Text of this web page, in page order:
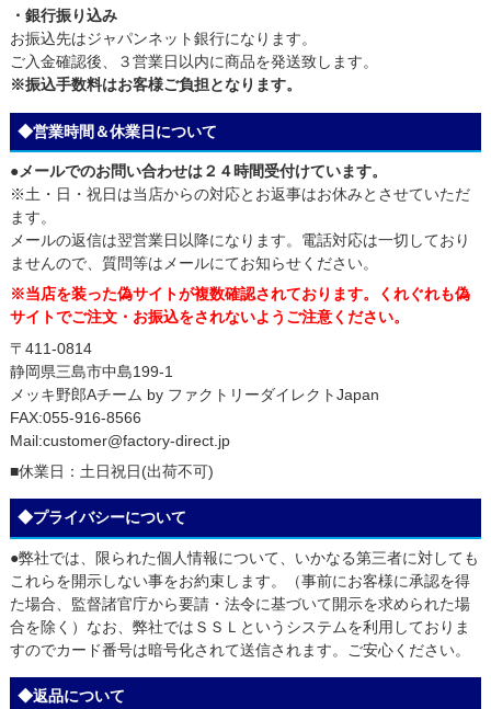
・銀行振り込み
お振込先はジャパンネット銀行になります。
ご入金確認後、３営業日以内に商品を発送致します。
※振込手数料はお客様ご負担となります。
◆営業時間＆休業日について
●メールでのお問い合わせは２４時間受付けています。
※土・日・祝日は当店からの対応とお返事はお休みとさせていただ
ます。
メールの返信は翌営業日以降になります。電話対応は一切しており
ませんので、質問等はメールにてお知らせください。
※当店を装った偽サイトが複数確認されております。くれぐれも偽
サイトでご注文・お振込をされないようご注意ください。
〒411-0814
静岡県三島市中島199-1
メッキ野郎Aチーム by ファクトリーダイレクトJapan
FAX:055-916-8566
Mail:customer@factory-direct.jp
■休業日：土日祝日(出荷不可)
◆プライバシーについて
●弊社では、限られた個人情報について、いかなる第三者に対しても
これらを開示しない事をお約束します。（事前にお客様に承認を得
た場合、監督諸官庁から要請・法令に基づいて開示を求められた場
合を除く）なお、弊社ではＳＳＬというシステムを利用しておりま
すのでカード番号は暗号化されて送信されます。ご安心ください。
◆返品について